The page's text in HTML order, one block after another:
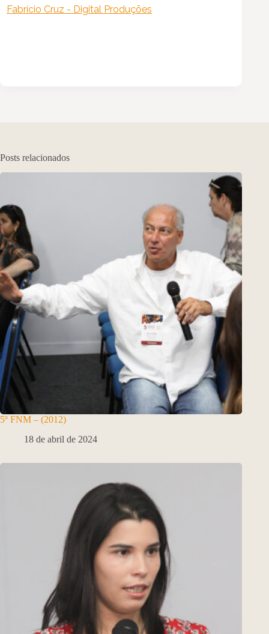
Fabrício Cruz - Digital Produções
Posts relacionados
5º FNM – (2012)
18 de abril de 2024